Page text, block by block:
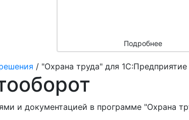
Подробнее
/ "Охрана труда" для 1С:Предприятие
и документацией в программе "Охрана